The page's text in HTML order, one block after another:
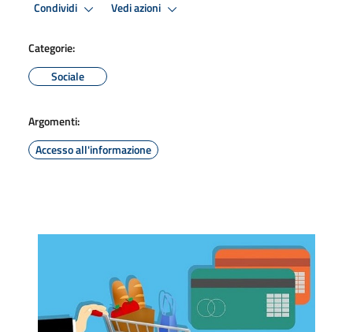
Condividi Vedi azioni
Categorie:
Sociale
Argomenti:
Accesso all'informazione